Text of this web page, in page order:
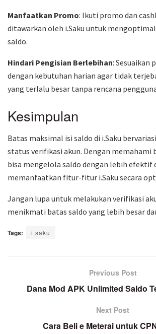
Manfaatkan Promo: Ikuti promo dan
ditawarkan oleh i.Saku untuk
saldo.
Hindari Pengisian Berlebihan: Sesuaikan
dengan kebutuhan harian agar tidak
yang terlalu besar tanpa rencana
Kesimpulan
Batas maksimal isi saldo di i.Saku
status verifikasi akun. Dengan memahami
bisa mengelola saldo dengan lebih efektif
memanfaatkan fitur-fitur i.Saku secara
Jangan lupa untuk melakukan verifikasi
menikmati batas saldo yang lebih besar
Tags: i saku
Previous Post
Dana Mod APK Unlimited Saldo
Next Post
Cara Beli e Meterai untuk